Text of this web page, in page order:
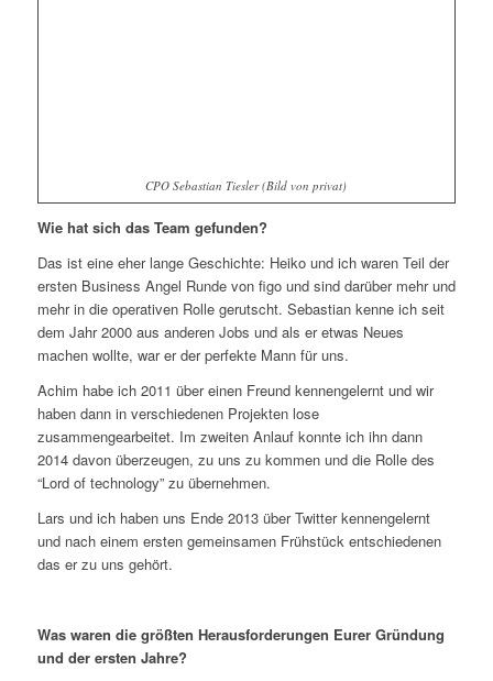
CPO Sebastian Tiesler (Bild von privat)
Wie hat sich das Team gefunden?
Das ist eine eher lange Geschichte: Heiko und ich waren Teil der
ersten Business Angel Runde von figo und sind darüber mehr und
mehr in die operativen Rolle gerutscht. Sebastian kenne ich seit
dem Jahr 2000 aus anderen Jobs und als er etwas Neues
machen wollte, war er der perfekte Mann für uns.
Achim habe ich 2011 über einen Freund kennengelernt und wir
haben dann in verschiedenen Projekten lose
zusammengearbeitet. Im zweiten Anlauf konnte ich ihn dann
2014 davon überzeugen, zu uns zu kommen und die Rolle des
“Lord of technology” zu übernehmen.
Lars und ich haben uns Ende 2013 über Twitter kennengelernt
und nach einem ersten gemeinsamen Frühstück entschiedenen
das er zu uns gehört.
Was waren die größten Herausforderungen Eurer Gründung
und der ersten Jahre?